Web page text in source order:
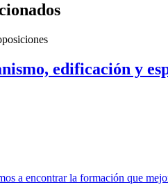
edificación y
a encontrar la formación que